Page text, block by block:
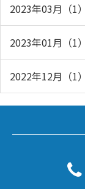
2023年03月（1）
2023年01月（1）
2022年12月（1）